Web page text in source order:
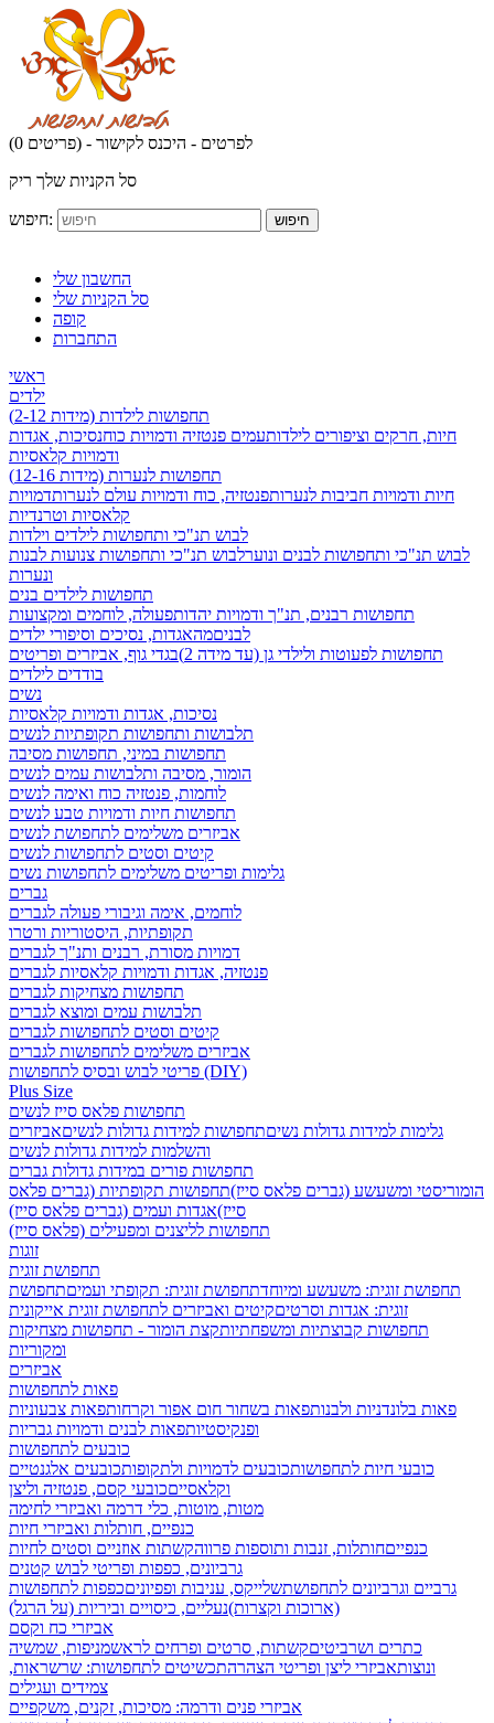
(0 פריטים) - לפרטים - היכנס לקישור
סל הקניות שלך ריק
חיפוש: חיפוש
החשבון שלי
סל הקניות שלי
קופה
התחברות
ראשי
ילדים
תחפושות לילדות (מידות 2-12)
חיות, חרקים וציפורים לילדותעמים פנטזיה ודמויות כוחנסיכות, אגדות
ודמויות קלאסיות
תחפושות לנערות (מידות 12-16)
חיות ודמויות חביבות לנערותפנטזיה, כוח ודמויות עולם לנערותדמויות
קלאסיות וטרנדיות
לבוש תנ"כי ותחפושות לילדים וילדות
לבוש תנ"כי ותחפושות לבנים ונוערלבוש תנ"כי ותחפושות צנועות לבנות
ונערות
תחפושות לילדים בנים
תחפושות רבנים, תנ"ך ודמויות יהדותפעולה, לוחמים ומקצועות
לבניםמהאגדות, נסיכים וסיפורי ילדים
תחפושות לפעוטות ולילדי גן (עד מידה 2)
בגדי גוף, אביזרים ופריטים
בודדים לילדים
נשים
נסיכות, אגדות ודמויות קלאסיות
תלבושות ותחפושות תקופתיות לנשים
תחפושות במיני, תחפושות מסיבה
הומור, מסיבה ותלבושות עמים לנשים
לוחמות, פנטזיה כוח ואימה לנשים
תחפושות חיות ודמויות טבע לנשים
אביזרים משלימים לתחפושת לנשים
קיטים וסטים לתחפושות לנשים
גלימות ופריטים משלימים לתחפושות נשים
גברים
לוחמים, אימה וגיבורי פעולה לגברים
תקופתיות, היסטוריות ורטרו
דמויות מסורת, רבנים ותנ"ך לגברים
פנטזיה, אגדות ודמויות קלאסיות לגברים
תחפושות מצחיקות לגברים
תלבושות עמים ומוצא לגברים
קיטים וסטים לתחפושות לגברים
אביזרים משלימים לתחפושות לגברים
פריטי לבוש ובסיס לתחפושות (DIY)
Plus Size
תחפושות פלאס סייז לנשים
גלימות למידות גדולות נשיםתחפושות למידות גדולות לנשיםאביזרים
והשלמות למידות גדולות לנשים
תחפושות פורים במידות גדולות גברים
הומוריסטי ומשעשע (גברים פלאס סייז)תחפושות תקופתיות (גברים פלאס
סייז)אגדות ועמים (גברים פלאס סייז)
תחפושות לליצנים ומפעילים (פלאס סייז)
זוגות
תחפושת זוגית
תחפושת זוגית: משעשע ומיוחדתחפושת זוגית: תקופתי ועמיםתחפושת
זוגית: אגדות וסרטיםקיטים ואביזרים לתחפושת זוגית אייקונית
תחפושות קבוצתיות ומשפחתיותקצת הומור - תחפושות מצחיקות
ומקוריות
אביזרים
פאות לתחפושות
פאות בלונדניות ולבנותפאות בשחור חום אפור וקרחותפאות צבעוניות
ופנקיסטיותפאות לבנים ודמויות גבריות
כובעים לתחפושות
כובעי חיות לתחפושותכובעים לדמויות ולתקופותכובעים אלגנטיים
וקלאסייםכובעי קסם, פנטזיה וליצן
מטות, מוטות, כלי דרמה ואביזרי לחימה
כנפיים, חותלות ואביזרי חיות
כנפייםחותלות, זנבות ותוספות פרווהקשתות אוזניים וסטים לחיות
גרביונים, כפפות ופריטי לבוש קטנים
גרביים וגרביונים לתחפושתשלייקס, עניבות ופפיוניםכפפות לתחפושות
(ארוכות וקצרות)נעליים, כיסויים וביריות (על הרגל)
אביזרי כח וקסם
כתרים ושרביטיםקשתות, סרטים ופרחים לראשמניפות, שמשיה
ונוצותאביזרי ליצן ופריטי הצהרהתכשיטים לתחפושות: שרשראות,
צמידים ועגילים
אביזרי פנים ודרמה: מסיכות, זקנים, משקפיים